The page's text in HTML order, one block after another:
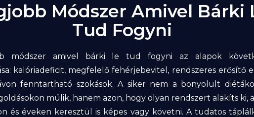
Módszer Amivel Bárki
Tud Fogyni
módszer amivel bárki le tud fogyni az alapok
kalóriadeficit, megfelelő fehérjebevitel, rendszeres erősítő
fenntartható szokások. A siker nem a bonyolult
múlik, hanem azon, hogy olyan rendszert alakíts ki,
és éveken keresztül is képes vagy követni. A tudatos